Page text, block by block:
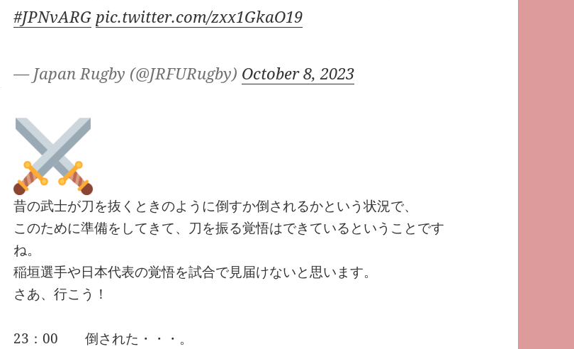
#JPNvARG pic.twitter.com/zxx1GkaO19
— Japan Rugby (@JRFURugby) October 8, 2023
昔の武士が刀を抜くときのように倒すか倒されるかという状況で、
このために準備をしてきて、刀を振る覚悟はできているということです
ね。
稲垣選手や日本代表の覚悟を試合で見届けないと思います。
さあ、行こう！
23：00 倒された・・・。